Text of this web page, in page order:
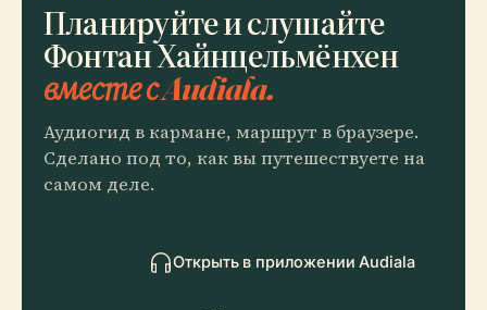
Планируйте и слушайте
Фонтан Хайнцельмёнхен
вместе с Audiala.
Аудиогид в кармане, маршрут в браузере.
Сделано под то, как вы путешествуете на
самом деле.
Открыть в приложении Audiala